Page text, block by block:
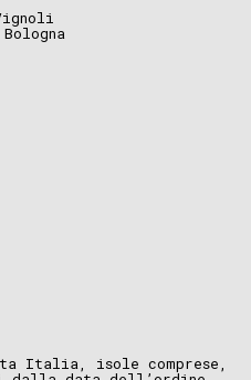
Italia, isole comprese,